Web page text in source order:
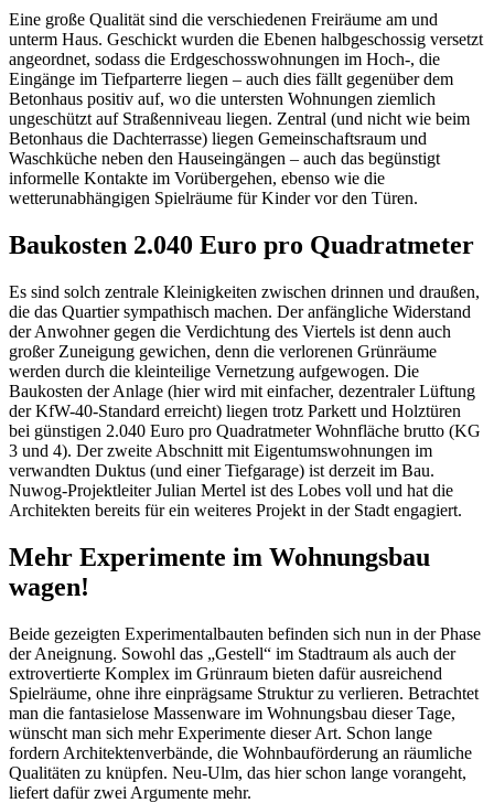
Eine große Qualität sind die verschiedenen Freiräume am und
unterm Haus. Geschickt wurden die Ebenen halbgeschossig versetzt
angeordnet, sodass die Erdgeschosswohnungen im Hoch-, die
Eingänge im Tiefparterre liegen – auch dies fällt gegenüber dem
Betonhaus positiv auf, wo die untersten Wohnungen ziemlich
ungeschützt auf Straßen­niveau liegen. Zentral (und nicht wie beim
Betonhaus die Dachterrasse) liegen Gemeinschaftsraum und
Waschküche neben den Hauseingängen – auch das begünstigt
informelle Kontakte im Vorübergehen, ebenso wie die
wetterunabhängigen Spielräume für Kinder vor den Türen.
Baukosten 2.040 Euro pro Quadratmeter
Es sind solch zentrale Kleinigkeiten zwischen drinnen und draußen,
die das Quartier sympathisch machen. Der anfängliche Widerstand
der Anwohner gegen die Verdichtung des Viertels ist denn auch
großer Zuneigung gewichen, denn die verlorenen Grünräume
werden durch die kleinteilige Vernetzung aufgewogen. Die
Baukosten der Anlage (hier wird mit einfacher, dezentraler Lüftung
der KfW-40-Standard erreicht) liegen trotz Parkett und Holztüren
bei günstigen 2.040 Euro pro Quadratmeter Wohnfläche brutto (KG
3 und 4). Der zweite Abschnitt mit Eigentumswohnungen im
verwandten Duktus (und einer Tiefgarage) ist derzeit im Bau.
Nuwog-Projektleiter Julian Mertel ist des Lobes voll und hat die
Architekten bereits für ein weiteres Projekt in der Stadt engagiert.
Mehr Experimente im Wohnungsbau
wagen!
Beide gezeigten Experimentalbauten befinden sich nun in der Phase
der Aneignung. Sowohl das „Gestell“ im Stadtraum als auch der
extrovertierte Komplex im Grünraum bieten dafür ausreichend
Spielräume, ohne ihre einprägsame Struktur zu verlieren. Betrachtet
man die fantasielose Massenware im Wohnungsbau dieser Tage,
wünscht man sich mehr Experimente dieser Art. Schon lange
fordern Architektenverbände, die Wohnbauförderung an räumliche
Qualitäten zu knüpfen. Neu-Ulm, das hier schon lange vorangeht,
liefert dafür zwei Argumente mehr.